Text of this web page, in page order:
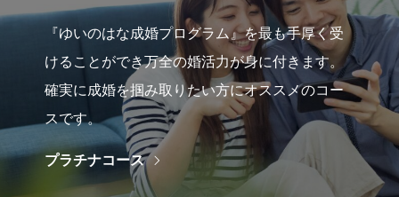
『ゆいのはな成婚プログラム』を最も手厚く受
けることができ万全の婚活力が身に付きます。
確実に成婚を掴み取りたい方にオススメのコー
スです。
プラチナコース